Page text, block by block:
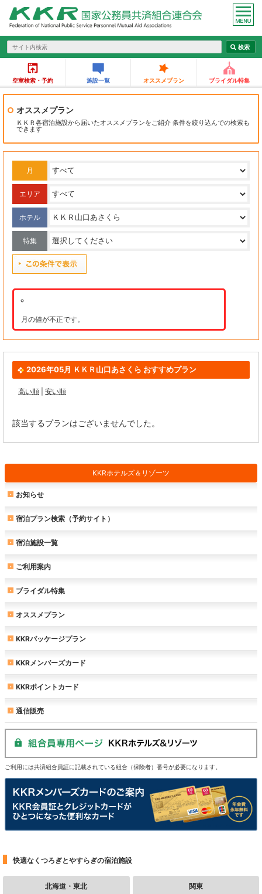
空室検索・予約 施設一覧 オススメプラン ブライダル特集
KKRホテルズ＆リゾーツ
お知らせ
宿泊プラン検索（予約サイト）
宿泊施設一覧
ご利用案内
ブライダル特集
オススメプラン
KKRパッケージプラン
KKRメンバーズカード
KKRポイントカード
通信販売
ご利用には共済組合員証に記載されている組合（保険者）番号が必要になります。
オススメプラン
ＫＫＲ各宿泊施設から届いたオススメプランをご紹介 条件を絞り込んでの検索も
できます
月
エリア
ホテル
特集
月の値が不正です。
2026年05月 ＫＫＲ山口あさくら おすすめプラン
高い順 安い順
該当するプランはございませんでした。
快適なくつろぎとやすらぎの宿泊施設
北海道・東北 関東